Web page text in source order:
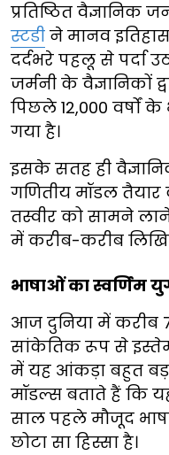
प्रतिष्ठित वैज्ञानिक
स्टडी ने मानव
दर्दभरे पहलू से पर्दा
जर्मनी के वैज्ञानिकों
पिछले 12,000 वर्षों के
गया है।
इसके सतह ही
गणितीय मॉडल
तस्वीर को सामने
में करीब-करीब
भाषाओं का स्वर्णिम
आज दुनिया में करीब
सांकेतिक रूप से
में यह आंकड़ा बहुत
मॉडल्स बताते हैं कि
साल पहले मौजूद
छोटा सा हिस्सा है।